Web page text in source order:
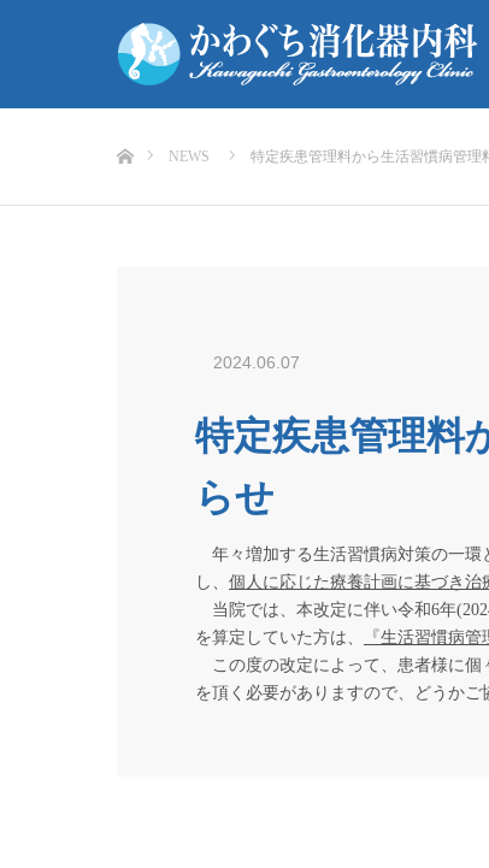
NEWS 特定疾患管理料から生活習慣病管
2024.06.07
特定疾患管理料
らせ
年々増加する生活習慣病対策の一環
し、 個人に応じた療養計画に基づき
当院では、本改定に伴い令和6年
を算定していた方は、
『生活習慣病
この度の改定によって、患者様に個
を頂く必要がありますので、どうかご